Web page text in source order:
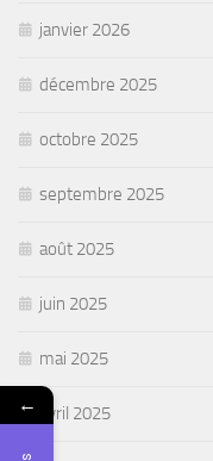
janvier 2026
décembre 2025
octobre 2025
septembre 2025
août 2025
juin 2025
mai 2025
avril 2025
←